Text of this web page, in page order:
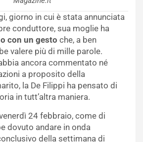
giorno in cui è stata annunciata
conduttore, sua moglie ha
con un gesto che, a ben
valere più di mille parole.
ancora commentato né
a proposito della
la De Filippi ha pensato di
in tutt’altra maniera.
24 febbraio, come di
dovuto andare in onda
della settimana di